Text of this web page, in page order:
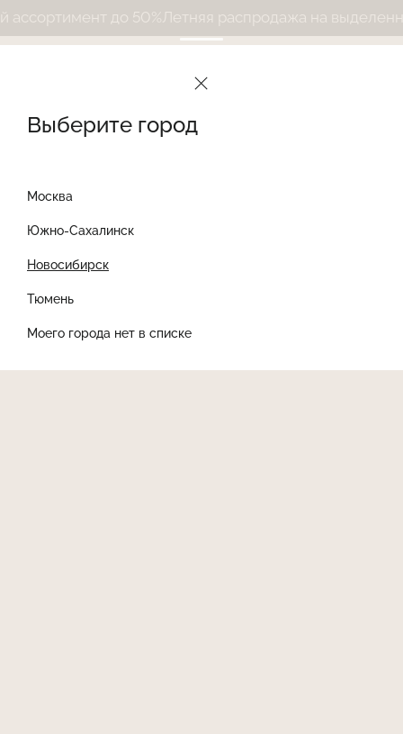
Выберите город
Москва
Южно-Сахалинск
Новосибирск
Тюмень
Моего города нет в списке
до 50%Летняя распродажа на выделенный